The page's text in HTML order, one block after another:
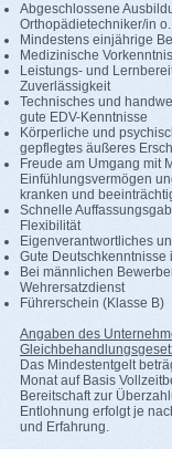
Abgeschlossene
Orthopädietechniker/in
Mindestens einjährige
Medizinische
Leistungs- und
Zuverlässigkeit
Technisches und
gute EDV-Kenntnisse
Körperliche und
gepflegtes äußeres
Freude am Umgang mit
Einfühlungsvermögen
kranken und
Schnelle
Flexibilität
Eigenverantwortliches
Gute Deutschkenntnisse
Bei männlichen
Wehrersatzdienst
Führerschein (Klasse B)
Angaben des
Das Mindestentgelt
Monat auf Basis
Bereitschaft zur
Entlohnung erfolgt je
und Erfahrung.